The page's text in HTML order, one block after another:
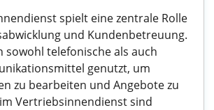
spielt eine zentrale Rolle
und Kundenbetreuung.
sowohl telefonische als auch
genutzt, um
zu bearbeiten und Angebote zu
Vertriebsinnendienst sind